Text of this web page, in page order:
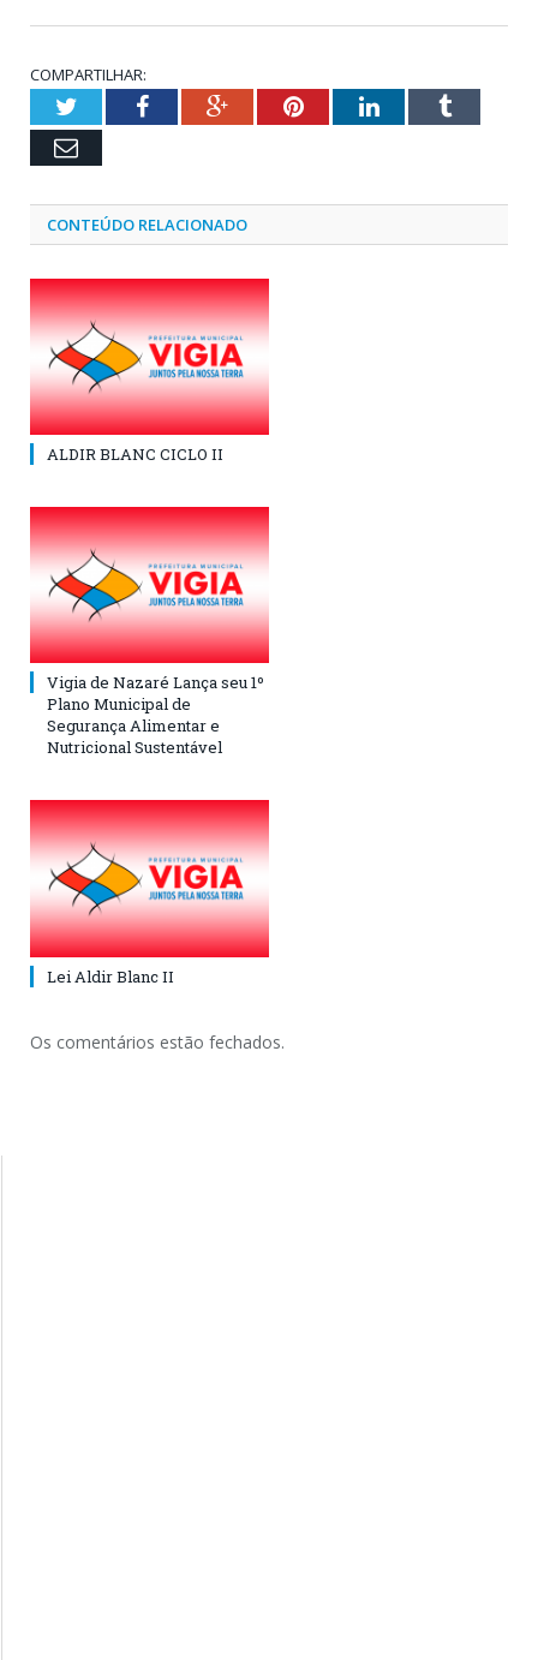
COMPARTILHAR:
TwitterFacebookGoogle+PinterestLinkedInTumblr
Email
CONTEÚDO RELACIONADO
ALDIR BLANC CICLO II
Vigia de Nazaré Lança seu 1º
Plano Municipal de
Segurança Alimentar e
Nutricional Sustentável
Lei Aldir Blanc II
Os comentários estão fechados.